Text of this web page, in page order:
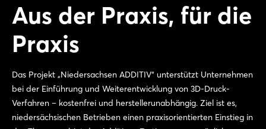
Aus der Praxis, für die
Praxis
Das Projekt „Niedersachsen ADDITIV“ unterstützt Unternehmen
bei der Einführung und Weiterentwicklung von 3D-Druck-
Verfahren – kostenfrei und herstellerunabhängig. Ziel ist es,
niedersächsischen Betrieben einen praxisorientierten Einstieg in